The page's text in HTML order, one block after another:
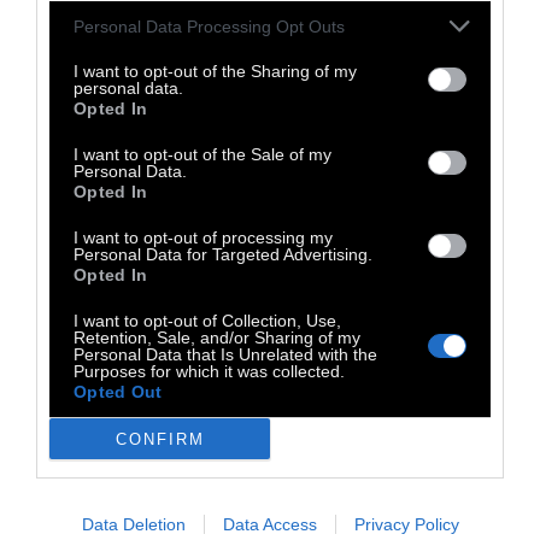
Personal Data Processing Opt Outs
I want to opt-out of the Sharing of my
personal data.
Opted In
I want to opt-out of the Sale of my
Personal Data.
Opted In
I want to opt-out of processing my
Personal Data for Targeted Advertising.
Opted In
I want to opt-out of Collection, Use,
Retention, Sale, and/or Sharing of my
Personal Data that Is Unrelated with the
Purposes for which it was collected.
Opted Out
CONFIRM
Data Deletion Data Access Privacy Policy
Aκούστε μουσική στο pod.radio του DOC TV.
Χρησιμοποιήστε το pop up παράθυρο ώστε
σελίδα
TAGS:
Electronica